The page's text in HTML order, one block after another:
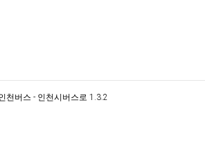
천버스 - 인천시버스로 1.3.2